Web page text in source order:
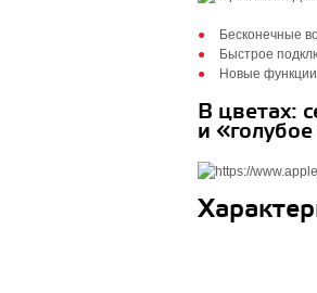
Бесконечные
Быстрое
Новые
В цветах:
и